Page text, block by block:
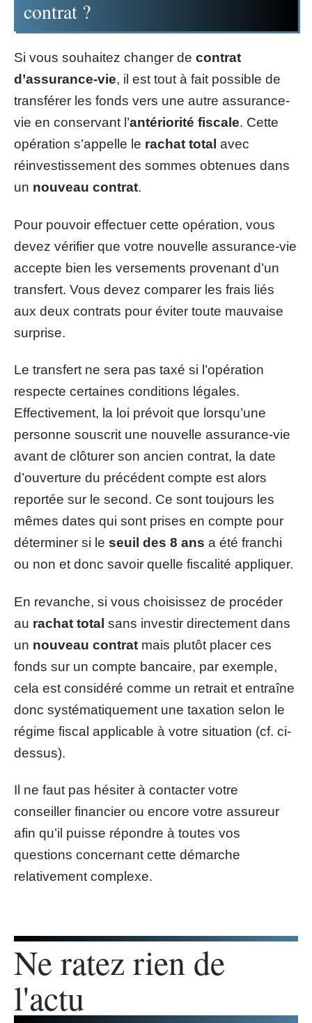
contrat ?
Si vous souhaitez changer de contrat
d’assurance-vie, il est tout à fait possible de
transférer les fonds vers une autre assurance-
vie en conservant l’antériorité fiscale. Cette
opération s’appelle le rachat total avec
réinvestissement des sommes obtenues dans
un nouveau contrat.
Pour pouvoir effectuer cette opération, vous
devez vérifier que votre nouvelle assurance-vie
accepte bien les versements provenant d’un
transfert. Vous devez comparer les frais liés
aux deux contrats pour éviter toute mauvaise
surprise.
Le transfert ne sera pas taxé si l’opération
respecte certaines conditions légales.
Effectivement, la loi prévoit que lorsqu’une
personne souscrit une nouvelle assurance-vie
avant de clôturer son ancien contrat, la date
d’ouverture du précédent compte est alors
reportée sur le second. Ce sont toujours les
mêmes dates qui sont prises en compte pour
déterminer si le seuil des 8 ans a été franchi
ou non et donc savoir quelle fiscalité appliquer.
En revanche, si vous choisissez de procéder
au rachat total sans investir directement dans
un nouveau contrat mais plutôt placer ces
fonds sur un compte bancaire, par exemple,
cela est considéré comme un retrait et entraîne
donc systématiquement une taxation selon le
régime fiscal applicable à votre situation (cf. ci-
dessus).
Il ne faut pas hésiter à contacter votre
conseiller financier ou encore votre assureur
afin qu’il puisse répondre à toutes vos
questions concernant cette démarche
relativement complexe.
Ne ratez rien de
l'actu